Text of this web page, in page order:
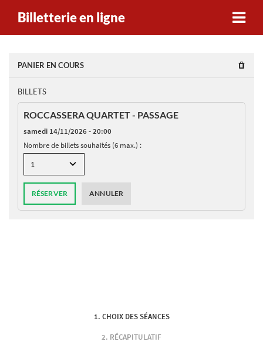
Billetterie en ligne
PANIER EN COURS
BILLETS
ROCCASSERA QUARTET - PASSAGE
samedi 14/11/2026 - 20:00
Nombre de billets souhaités (6 max.) :
RÉSERVER ANNULER
CHOIX DES SÉANCES
RÉCAPITULATIF